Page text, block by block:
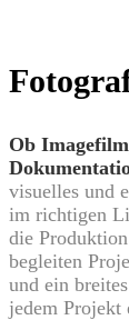
Ob
visuelles und
im richtigen
die
begleiten
und ein
jedem Projekt